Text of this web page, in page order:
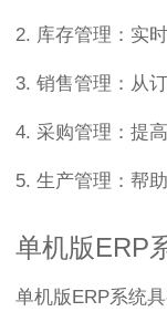
2. 库存管理：实
3. 销售管理：从
4. 采购管理：提
5. 生产管理：帮
单机版ERP
单机版ERP系统